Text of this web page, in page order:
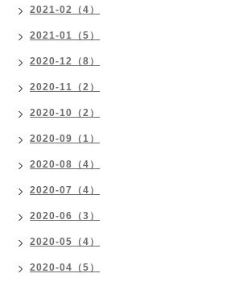
2021-02（4）
2021-01（5）
2020-12（8）
2020-11（2）
2020-10（2）
2020-09（1）
2020-08（4）
2020-07（4）
2020-06（3）
2020-05（4）
2020-04（5）